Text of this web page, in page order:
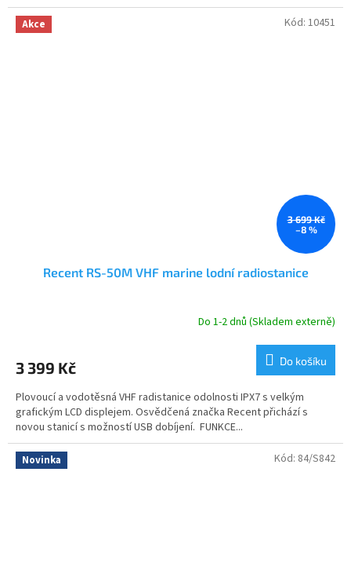
Akce
3 699 Kč
–8 %
Recent RS-50M VHF marine lodní radiostanice
je
z
5
hvězdiček.
Do 1-2 dnů (Skladem externě)
3 399 Kč Do košíku
Plovoucí a vodotěsná VHF radistanice odolnosti IPX7 s velkým
grafickým LCD displejem. Osvědčená značka Recent přichází s
novou stanicí s možností USB dobíjení. FUNKCE...
Kód: 10451
Novinka Kód: 84/S842